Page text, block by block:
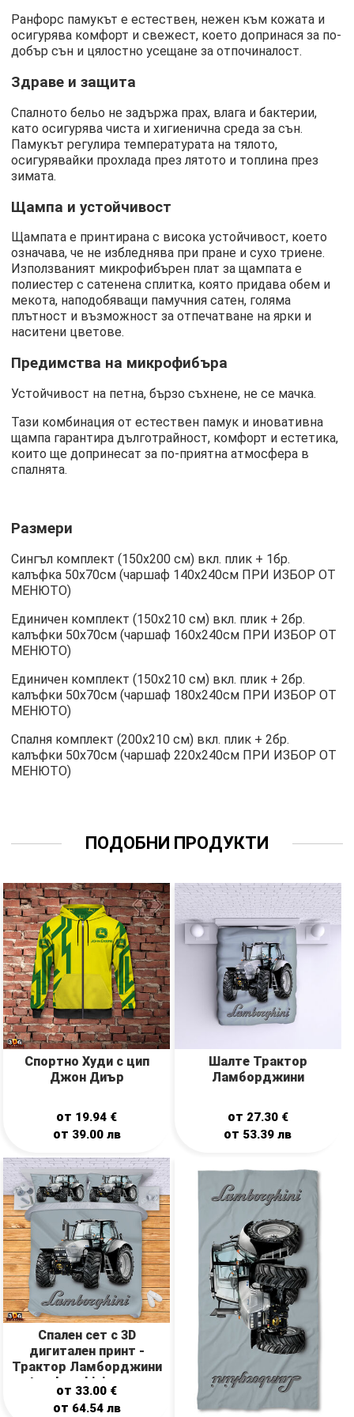
Ранфорс памукът е естествен, нежен към кожата и
осигурява комфорт и свежест, което допринася за по-
добър сън и цялостно усещане за отпочиналост.
Здраве и защита
Спалното бельо не задържа прах, влага и бактерии,
като осигурява чиста и хигиенична среда за сън.
Памукът регулира температурата на тялото,
осигурявайки прохлада през лятото и топлина през
зимата.
Щампа и устойчивост
Щампата е принтирана с висока устойчивост, което
означава, че не избледнява при пране и сухо триене.
Използваният микрофибърен плат за щампата е
полиестер с сатенена сплитка, която придава обем и
мекота, наподобяващи памучния сатен, голяма
плътност и възможност за отпечатване на ярки и
наситени цветове.
Предимства на микрофибъра
Устойчивост на петна, бързо съхнене, не се мачка.
Тази комбинация от естествен памук и иновативна
щампа гарантира дълготрайност, комфорт и естетика,
които ще допринесат за по-приятна атмосфера в
спалнята.
Размери
Сингъл комплект (150х200 см) вкл. плик + 1бр.
калъфка 50х70см (чаршаф 140х240см ПРИ ИЗБОР ОТ
МЕНЮТО)
Единичен комплект (150х210 см) вкл. плик + 2бр.
калъфки 50х70см (чаршаф 160х240см ПРИ ИЗБОР ОТ
МЕНЮТО)
Единичен комплект (150х210 см) вкл. плик + 2бр.
калъфки 50х70см (чаршаф 180х240см ПРИ ИЗБОР ОТ
МЕНЮТО)
Спалня комплект (200х210 см) вкл. плик + 2бр.
калъфки 50х70см (чаршаф 220х240см ПРИ ИЗБОР ОТ
МЕНЮТО)
ПОДОБНИ ПРОДУКТИ
Спортно Худи с цип
Джон Диър
от 19.94 €
от 39.00 лв
Шалте Трактор
Ламборджини
от 27.30 €
от 53.39лв
Спален сет с 3D
дигитален принт -
Трактор Ламборджини
- Lamborghini tractor
от 33.00 €
от 64.54 лв